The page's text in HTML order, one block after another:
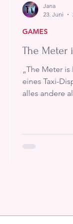
The Meter
„The Meter
eines Taxi-
alles andere
GAMES
Jana
23. Juni